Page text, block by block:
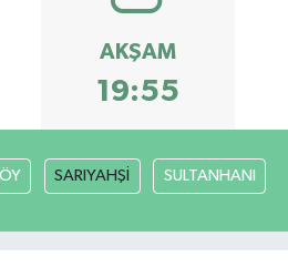
AKŞAM
19:55
SARIYAHŞİ SULTANHANI